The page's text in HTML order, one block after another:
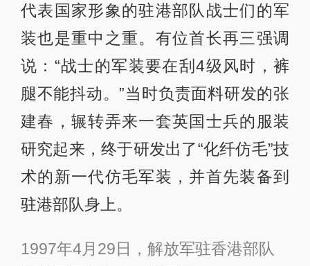
代表国家形象的驻港部队战士们的军
装也是重中之重。有位首长再三强调
说：“战士的军装要在刮4级风时，裤
腿不能抖动。”当时负责面料研发的张
建春，辗转弄来一套英国士兵的服装
研究起来，终于研发出了“化纤仿毛”技
术的新一代仿毛军装，并首先装备到
驻港部队身上。
1997年4月29日，解放军驻香港部队